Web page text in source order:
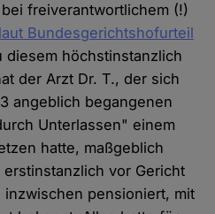
freiverantwortlichem (!)
laut Bundesgerichtshofurteil
diesem höchstinstanzlich
der Arzt Dr. T., der sich
angeblich begangenen
Unterlassen" einem
hatte, maßgeblich
vor Gericht
pensioniert, mit